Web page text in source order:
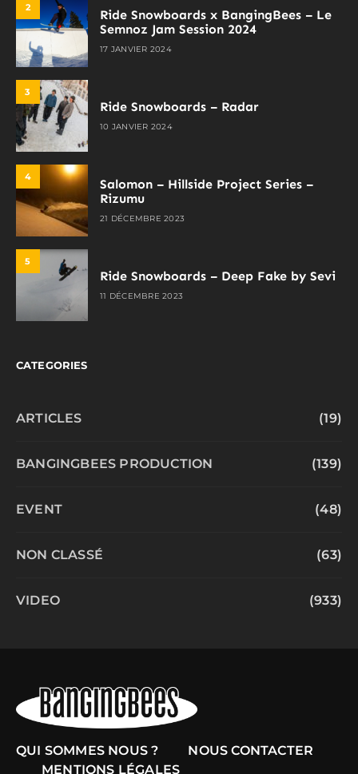
2
Ride Snowboards x BangingBees – Le
Semnoz Jam Session 2024
17 JANVIER 2024
3
Ride Snowboards – Radar
10 JANVIER 2024
4
Salomon – Hillside Project Series –
Rizumu
21 DÉCEMBRE 2023
5
Ride Snowboards – Deep Fake by Sevi
11 DÉCEMBRE 2023
CATEGORIES
ARTICLES (19)
BANGINGBEES PRODUCTION (139)
EVENT (48)
NON CLASSÉ (63)
VIDEO (933)
QUI SOMMES NOUS ?
NOUS CONTACTER
MENTIONS LÉGALES